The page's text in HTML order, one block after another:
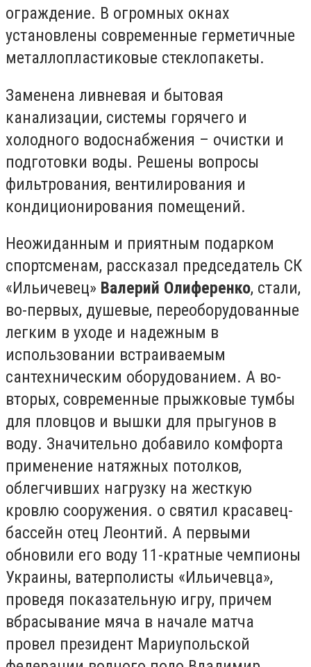
ограждение. В огромных окнах
установлены современные герметичные
металлопластиковые стеклопакеты.
Заменена ливневая и бытовая
канализации, системы горячего и
холодного водоснабжения – очистки и
подготовки воды. Решены вопросы
фильтрования, вентилирования и
кондиционирования помещений.
Неожиданным и приятным подарком
спортсменам, рассказал председатель СК
«Ильичевец» Валерий Олиференко, стали,
во-первых, душевые, переоборудованные
легким в уходе и надежным в
использовании встраиваемым
сантехническим оборудованием. А во-
вторых, современные прыжковые тумбы
для пловцов и вышки для прыгунов в
воду. Значительно добавило комфорта
применение натяжных потолков,
облегчивших нагрузку на жесткую
кровлю сооружения. о святил красавец-
бассейн отец Леонтий. А первыми
обновили его воду 11-кратные чемпионы
Украины, ватерполисты «Ильичевца»,
проведя показательную игру, причем
вбрасывание мяча в начале матча
провел президент Мариупольской